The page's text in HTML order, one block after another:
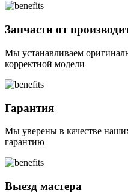
Запчасти от
Мы устанавливаем
корректной модели
Гарантия
Мы уверены в качестве
гарантию
Выезд мастера